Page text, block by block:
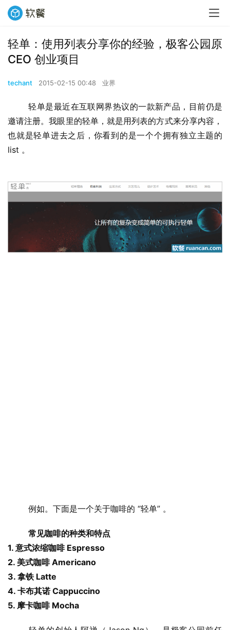
轻单：使用列表分享你的经验，极客公园原
CEO 创业项目
techant 2015-02-15 00:48 业界
	轻单是最近在互联网界热议的一款新产品，目前仍是
邀请注册。我眼里的轻单，就是用列表的方式来分享内容，
也就是轻单进去之后，你看到的是一个个拥有独立主题的
list 。
	例如。下面是一个关于咖啡的 “轻单” 。
常见咖啡的种类和特点
1. 意式浓缩咖啡 Espresso
2. 美式咖啡 Americano
3. 拿铁 Latte
4. 卡布其诺 Cappuccino
5. 摩卡咖啡 Mocha